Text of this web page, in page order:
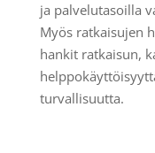
ja palvelutasoilla
Myös ratkaisujen
hankit ratkaisun,
turvallisuutta.